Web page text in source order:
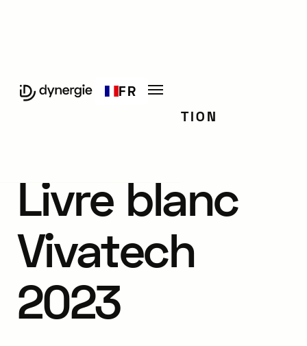
FR
STRATÉGIE & INNOVATION
Livre blanc
Vivatech
2023